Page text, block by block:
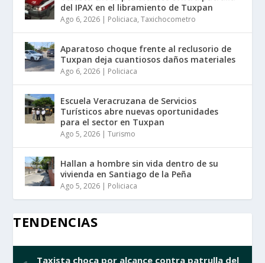
del IPAX en el libramiento de Tuxpan
Ago 6, 2026 | Policiaca,Taxichocometro
Aparatoso choque frente al reclusorio de
Tuxpan deja cuantiosos daños materiales
Ago 6, 2026 | Policiaca
Escuela Veracruzana de Servicios
Turísticos abre nuevas oportunidades
para el sector en Tuxpan
Ago 5, 2026 |Turismo
Hallan a hombre sin vida dentro de su
vivienda en Santiago de la Peña
Ago 5, 2026 | Policiaca
TENDENCIAS